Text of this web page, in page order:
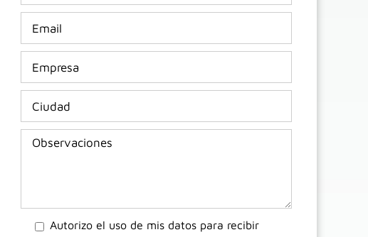
Autorizo el uso de mis datos para recibir